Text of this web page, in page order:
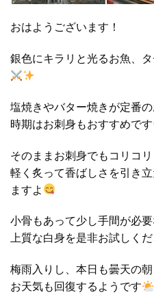
おはようございます！
銀色にキラリと光るお魚、
塩焼きやバター焼きが定番
時期はお刺身もおすすめです
そのままお刺身でもコリコ
軽く炙って香ばしさを引き
ますよ
小骨もあって少し手間が必
上質な白身を是非お試しく
梅雨入りし、本日も曇天の
お天気も回復するようです